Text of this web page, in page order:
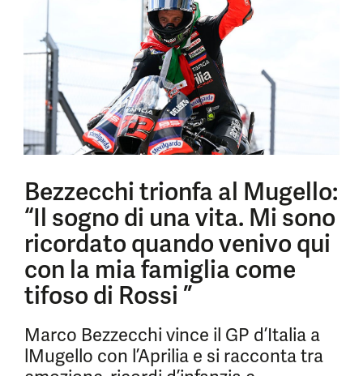
Bezzecchi trionfa al Mugello:
“Il sogno di una vita. Mi sono
ricordato quando venivo qui
con la mia famiglia come
tifoso di Rossi ”
Marco Bezzecchi vince il GP d’Italia a
lMugello con l’Aprilia e si racconta tra